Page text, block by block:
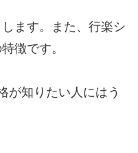
ます。また、行楽シ
徴です。
が知りたい人にはう